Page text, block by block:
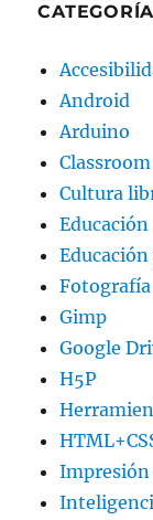
Android
Arduino
Classroom
Cultura
Educación
Fotografía
Gimp
Google
H5P
Impresión